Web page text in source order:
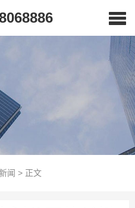
闻 > 正文